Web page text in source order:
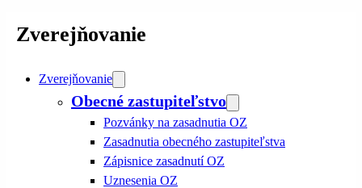
Zverejňovanie
Zverejňovanie
Obecné zastupiteľstvo
Pozvánky na zasadnutia OZ
Zasadnutia obecného zastupiteľstva
Zápisnice zasadnutí OZ
Uznesenia OZ